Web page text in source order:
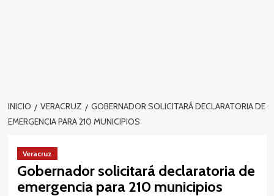
INICIO VERACRUZ
GOBERNADOR SOLICITARÁ DECLARATORIA DE
EMERGENCIA PARA 210 MUNICIPIOS
Veracruz
Gobernador solicitará declaratoria de
emergencia para 210 municipios